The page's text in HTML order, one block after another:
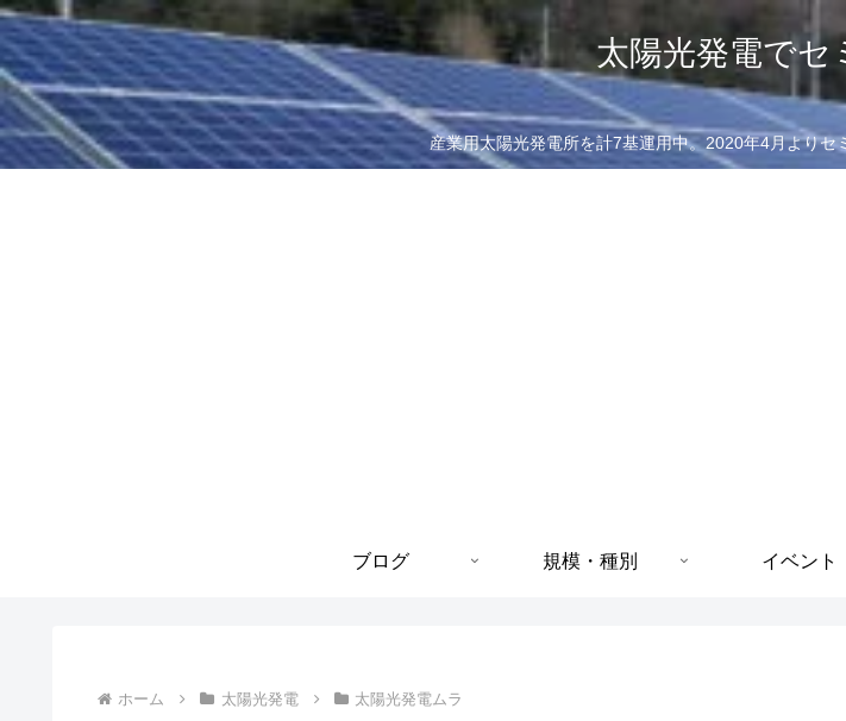
太陽光発電でセ
産業用太陽光発電所を計7基運用中。2020年4月より
ブログ 規模・種別 イベント
ホーム 太陽光発電 太陽光発電ムラ